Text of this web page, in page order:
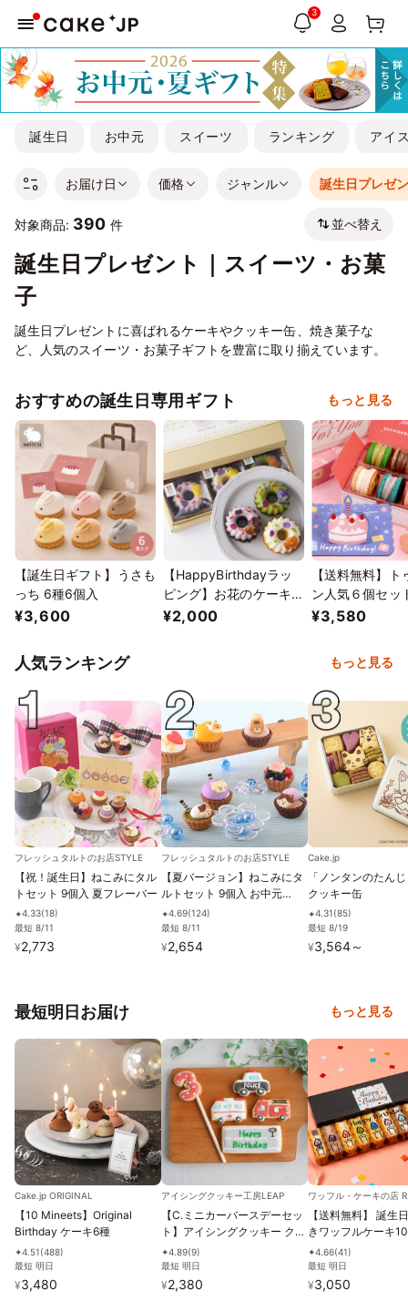
3
誕生日 お中元 スイーツ ランキング アイ
お届け日 価格 ジャンル 誕生日プレゼ
対象商品: 390 件 並べ替え
誕生日プレゼント｜スイーツ・お菓
子
誕生日プレゼントに喜ばれるケーキやクッキー缶、焼き菓子な
ど、人気のスイーツ・お菓子ギフトを豊富に取り揃えています。
おすすめの誕生日専用ギフト もっと見る
【誕生日ギフト】うさも
っち 6種6個入
¥3,600
【HappyBirthdayラッ
ピング】お花のケーキ3
個詰合せ
¥2,000
【送料無料】ト
ン人気６個セッ
¥3,580
人気ランキング もっと見る
フレッシュタルトのお店STYLE
【祝！誕生日】ねこみにタル
トセット 9個入 夏フレーバー
✦4.33(18)
最短 8/11
¥2,773
フレッシュタルトのお店STYLE
【夏バージョン】ねこみにタ
ルトセット 9個入 お中元
2026
✦4.69(124)
最短 8/11
¥2,654
Cake.jp
「ノンタンのたん
クッキー缶
✦4.31(85)
最短 8/19
¥3,564～
最短明日お届け もっと見る
Cake.jp ORIGINAL
【10 Mineets】Original
Birthday ケーキ6種
✦4.51(488)
最短 明日
¥3,480
アイシングクッキー工房LEAP
【C.ミニカーバースデーセッ
ト】アイシングクッキー クッ
キー 救急車 消防車 パトカー
車 プチギフト ケーキデコレ
ーション パトカー 男の子 誕
✦4.89(9)
最短 明日
¥2,380
【送料無料】 誕生
きワッフルケーキ
✦4.66(41)
最短 明日
¥3,050